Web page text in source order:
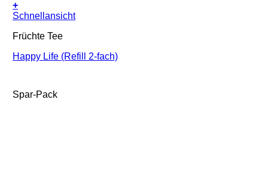
+
Schnellansicht
Früchte Tee
Happy Life (Refill 2-fach)
Spar-Pack